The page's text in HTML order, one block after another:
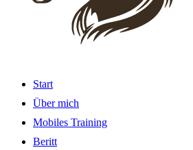
Start
Über mich
Mobiles Training
Beritt